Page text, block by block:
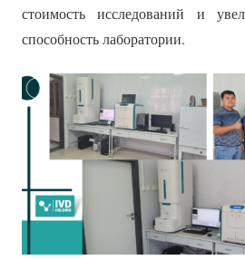
стоимость исследований и
способность лаборатории.